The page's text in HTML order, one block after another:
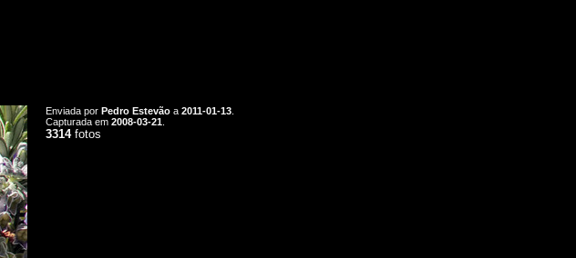
Enviada por Pedro Estevão a 2011-01-13
Capturada em 2008-03-21
3314fotos